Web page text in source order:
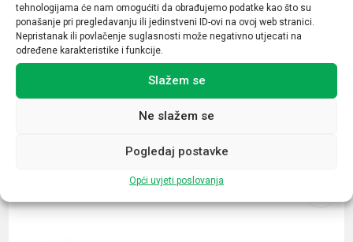
tehnologijama će nam omogućiti da obrađujemo podatke kao što su
ponašanje pri pregledavanju ili jedinstveni ID-ovi na ovoj web stranici.
Nepristanak ili povlačenje suglasnosti može negativno utjecati na
određene karakteristike i funkcije.
Slažem se
Ne slažem se
Pogledaj postavke
Opći uvjeti poslovanja
Tip opreme
glava tipkala